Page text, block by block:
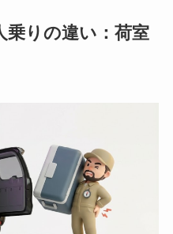
乗りの違い：荷室